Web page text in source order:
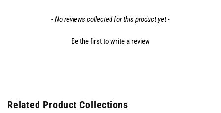
- No reviews collected for this product yet -
Be the first to write a review
Related Product Collections